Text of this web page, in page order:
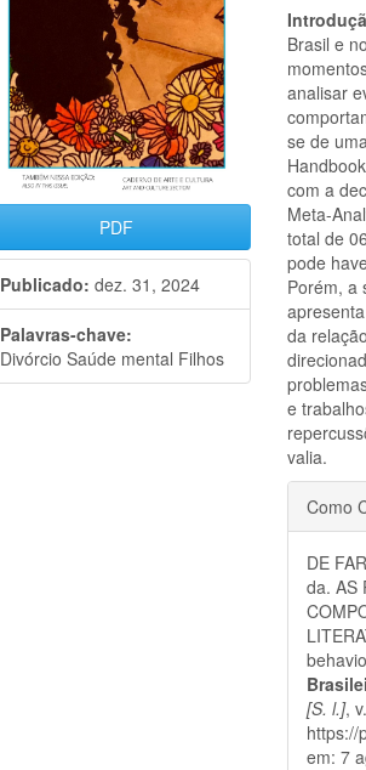
PDF
Publicado: dez. 31, 2024
Palavras-chave:
Divórcio Saúde mental Filhos
Brasil e
analisar
se de
com a
Meta-
total de
pode
Porém, a
da
e
valia.
do
Como
DE
da. AS
[S. l.],
https://
em: 7